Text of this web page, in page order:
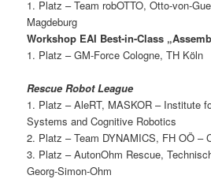
1. Platz – Team robOTTO, Otto-von-
Magdeburg
Workshop EAI Best-in-Class
1. Platz – GM-Force Cologne, TH Köln
Rescue Robot League
1. Platz – AleRT, MASKOR – Institute
Systems and Cognitive Robotics
2. Platz – Team DYNAMICS, FH OÖ –
3. Platz – AutonOhm Rescue,
Georg-Simon-Ohm